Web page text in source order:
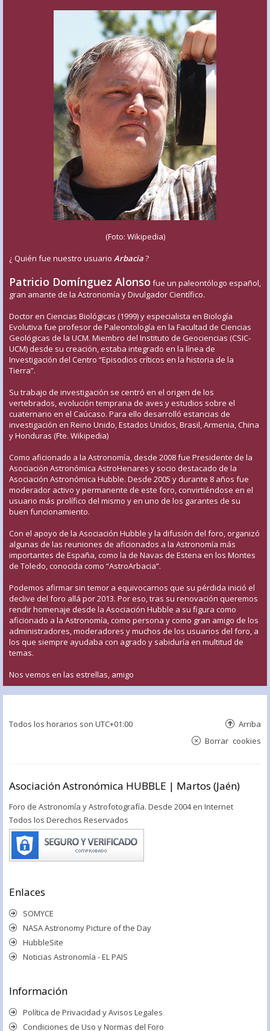
(Foto: Wikipedia)
¿ Quién fue nuestro usuario Arbacia?
Patricio Domínguez Alonso fue un paleontólogo español,
gran amante de la Astronomía y Divulgador Científico.
Doctor en Ciencias Biológicas (1999) y especialista en Biología
Evolutiva fue profesor de Paleontología en la Facultad de Ciencias
Geológicas de la UCM. Miembro del Instituto de Geociencias (CSIC-
UCM) desde su creación, estaba integrado en la línea de
Investigación del Centro “Episodios críticos en la historia de la
Tierra”.
Su trabajo de investigación se centró en el origen de los
vertebrados, evolución temprana de aves y estudios sobre el
cuaternario en el Caúcaso. Para ello desarrolló estancias de
investigación en Reino Unido, Estados Unidos, Brasil, Armenia, China
y Honduras (Fte. Wikipedia)
Como aficionado a la Astronomía, desde 2008 fue Presidente de la
Asociación Astronómica AstroHenares y socio destacado de la
Asociación Astronómica Hubble. Desde 2005 y durante 8 años fue
moderador activo y permanente de este foro, convirtiéndose en el
usuario más prolífico del mismo y en uno de los garantes de su
buen funcionamiento.
Con el apoyo de la Asociación Hubble y la difusión del foro, organizó
algunas de las reuniones de aficionados a la Astronomía más
importantes de España, como la de Navas de Estena en los Montes
de Toledo, conocida como “AstroArbacia”.
Podemos afirmar sin temor a equivocarnos que su pérdida inició el
declive del foro allá por 2013. Por eso, tras su renovación queremos
rendir homenaje desde la Asociación Hubble a su figura como
aficionado a la Astronomía, como persona y como gran amigo de los
administradores, moderadores y muchos de los usuarios del foro, a
los que siempre ayudaba con agrado y sabiduría en multitud de
temas.
Nos vemos en las estrellas, amigo
Todos los horarios son UTC+01:00 Arriba
Borrar cookies
Asociación Astronómica HUBBLE | Martos (Jaén)
Foro de Astronomía y Astrofotografía. Desde 2004 en Internet
Todos los Derechos Reservados
Enlaces
SOMYCE
NASA Astronomy Picture of the Day
HubbleSite
Noticias Astronomía - EL PAIS
Información
Política de Privacidad y Avisos Legales
Condiciones de Uso y Normas del Foro